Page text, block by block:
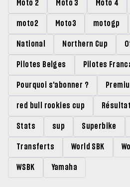
Moto 2 Moto 3 Moto 4
moto2 Moto3 motogp
National Northern Cup
Pilotes Belges Pilotes
Pourquoi s'abonner ?
red bull rookies cup
Stats sup Superbike
Transferts World SBK
WSBK Yamaha